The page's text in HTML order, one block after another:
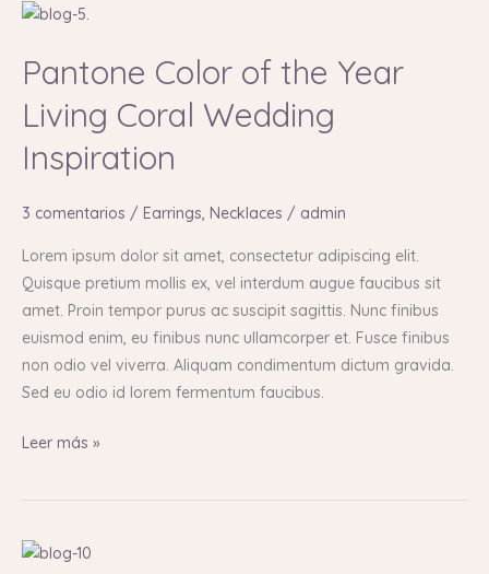
Pantone Color of the Year
Living Coral Wedding
Inspiration
3 comentarios / Earrings, Necklaces / admin
Lorem ipsum dolor sit amet, consectetur adipiscing elit.
Quisque pretium mollis ex, vel interdum augue faucibus sit
amet. Proin tempor purus ac suscipit sagittis. Nunc finibus
euismod enim, eu finibus nunc ullamcorper et. Fusce finibus
non odio vel viverra. Aliquam condimentum dictum gravida.
Sed eu odio id lorem fermentum faucibus.
Pantone
of
Year
Living
Coral
Wedding
Leer más »
15